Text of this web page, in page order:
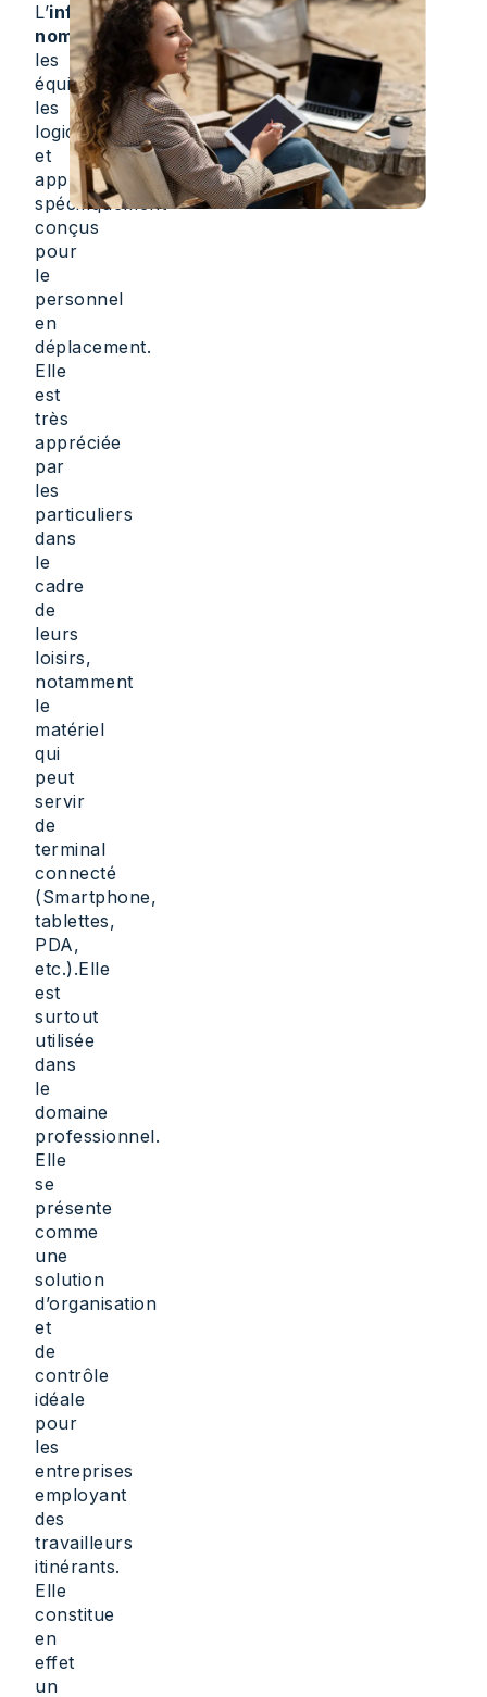
L’informatique
nomade
inclut
les
équipements,
les
logiciels
et
applications
spécifiquement
conçus
pour
le
personnel
en
déplacement.
Elle
est
très
appréciée
par
les
particuliers
dans
le
cadre
de
leurs
loisirs,
notamment
le
matériel
qui
peut
servir
de
terminal
connecté
(Smartphone,
tablettes,
PDA,
etc.).Elle
est
surtout
utilisée
dans
le
domaine
professionnel.
Elle
se
présente
comme
une
solution
d’organisation
et
de
contrôle
idéale
pour
les
entreprises
employant
des
travailleurs
itinérants.
Elle
constitue
en
effet
un